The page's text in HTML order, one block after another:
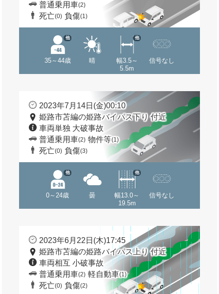
普通乗用車(2)
死亡(0) 負傷(1)
35～44歳
他
晴
幅3.5～
5.5m
他
信号なし
2023年7月14日(金)00:10
姫路市苫編の姫路バイパス下り 付近
車両単独 大破事故
普通乗用車(2) 物件等(1)
死亡(0) 負傷(3)
0～24歳
他
曇
幅13.0～
19.5m
他
信号なし
2023年6月22日(木)17:45
姫路市苫編の姫路バイパス上り 付近
車両相互 小破事故
普通乗用車(2) 軽自動車(1)
死亡(0) 負傷(2)